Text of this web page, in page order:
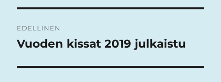
selaus
EDELLINEN
Edellinen
Vuoden kissat 2019 julkaistu